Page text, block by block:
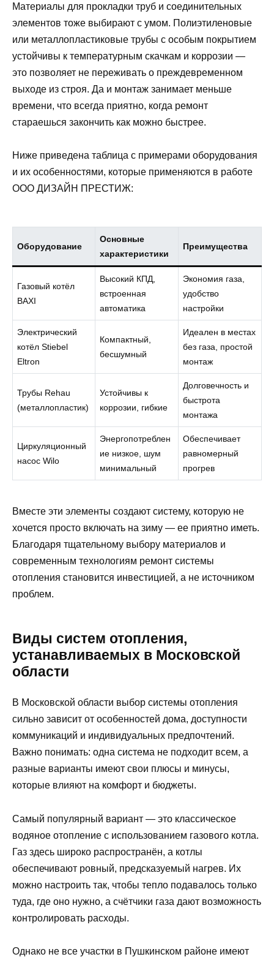
Материалы для прокладки труб и соединительных
элементов тоже выбирают с умом. Полиэтиленовые
или металлопластиковые трубы с особым покрытием
устойчивы к температурным скачкам и коррозии —
это позволяет не переживать о преждевременном
выходе из строя. Да и монтаж занимает меньше
времени, что всегда приятно, когда ремонт
стараешься закончить как можно быстрее.
Ниже приведена таблица с примерами оборудования
и их особенностями, которые применяются в работе
ООО ДИЗАЙН ПРЕСТИЖ:
Оборудование
Основные
характеристики
Преимущества
Газовый котёл
BAXI
Высокий КПД,
встроенная
автоматика
Экономия газа,
удобство
настройки
Электрический
котёл Stiebel
Eltron
Компактный,
бесшумный
Идеален в местах
без газа, простой
монтаж
Трубы Rehau
(металлопластик)
Устойчивы к
коррозии, гибкие
Долговечность и
быстрота
монтажа
Циркуляционный
насос Wilo
Энергопотреблен
ие низкое, шум
минимальный
Обеспечивает
равномерный
прогрев
Вместе эти элементы создают систему, которую не
хочется просто включать на зиму — ее приятно иметь.
Благодаря тщательному выбору материалов и
современным технологиям ремонт системы
отопления становится инвестицией, а не источником
проблем.
Виды систем отопления,
устанавливаемых в Московской
области
В Московской области выбор системы отопления
сильно зависит от особенностей дома, доступности
коммуникаций и индивидуальных предпочтений.
Важно понимать: одна система не подходит всем, а
разные варианты имеют свои плюсы и минусы,
которые влияют на комфорт и бюджеты.
Самый популярный вариант — это классическое
водяное отопление с использованием газового котла.
Газ здесь широко распространён, а котлы
обеспечивают ровный, предсказуемый нагрев. Их
можно настроить так, чтобы тепло подавалось только
туда, где оно нужно, а счётчики газа дают возможность
контролировать расходы.
Однако не все участки в Пушкинском районе имеют